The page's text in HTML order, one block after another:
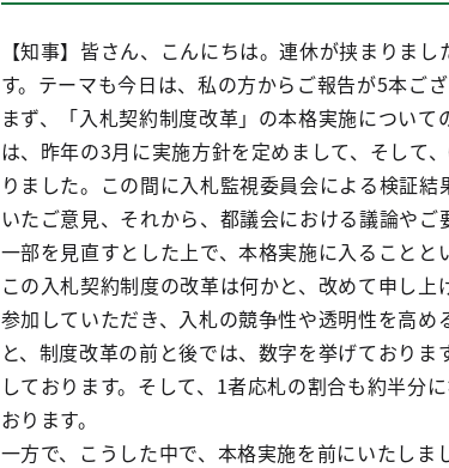
【知事】皆さん、こんにちは。連休が挟まりま
す。テーマも今日は、私の方からご報告が5本ご
まず、「入札契約制度改革」の本格実施につい
は、昨年の3月に実施方針を定めまして、そして
りました。この間に入札監視委員会による検証
いたご意見、それから、都議会における議論や
一部を見直すとした上で、本格実施に入ることと
この入札契約制度の改革は何かと、改めて申し
参加していただき、入札の競争性や透明性を高
と、制度改革の前と後では、数字を挙げており
しております。そして、1者応札の割合も約半分
おります。
一方で、こうした中で、本格実施を前にいたし